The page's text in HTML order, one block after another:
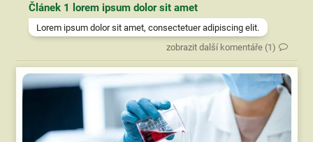
Článek 1 lorem ipsum dolor sit amet
Lorem ipsum dolor sit amet, consectetuer adipiscing elit.
zobrazit další komentáře (1)